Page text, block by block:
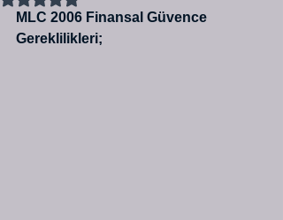
MLC 2006 Finansal Güvence
Gereklilikleri;